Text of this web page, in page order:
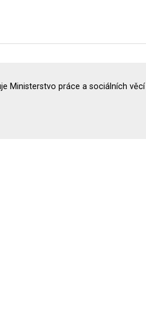
Ministerstvo práce a sociálních věcí